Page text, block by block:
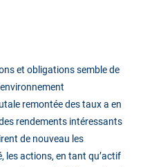
et obligations semble de
remontée des taux a en
rendements intéressants
de nouveau les
les actions, en tant qu’actif